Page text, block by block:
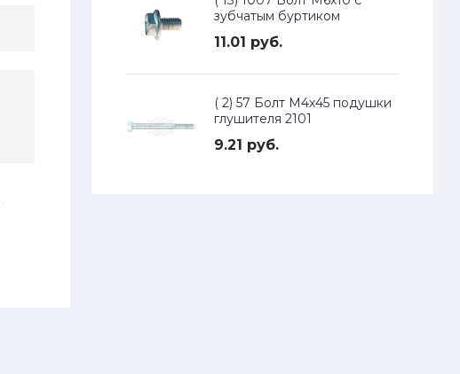
зубчатым буртиком
11.01 руб.
( 2) 57 Болт М4х45 подушки
глушителя 2101
9.21 руб.